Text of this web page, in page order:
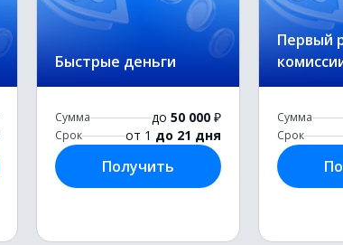
Быстрые деньги
Сумма до 50 000 ₽
Срок от 1 до 21 дня
Получить
Первый
Сумма
Срок